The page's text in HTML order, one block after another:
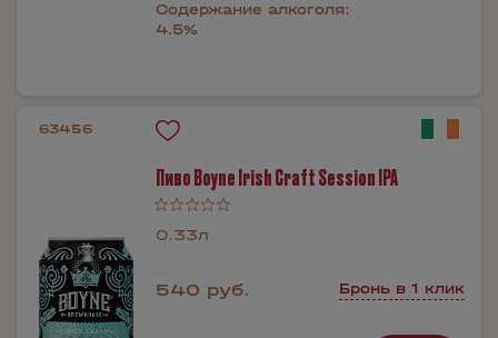
Содержание алкоголя:
4.5%
63456
Пиво Boyne Irish Craft Session IPA
0.33л
540 руб. Бронь в 1 клик